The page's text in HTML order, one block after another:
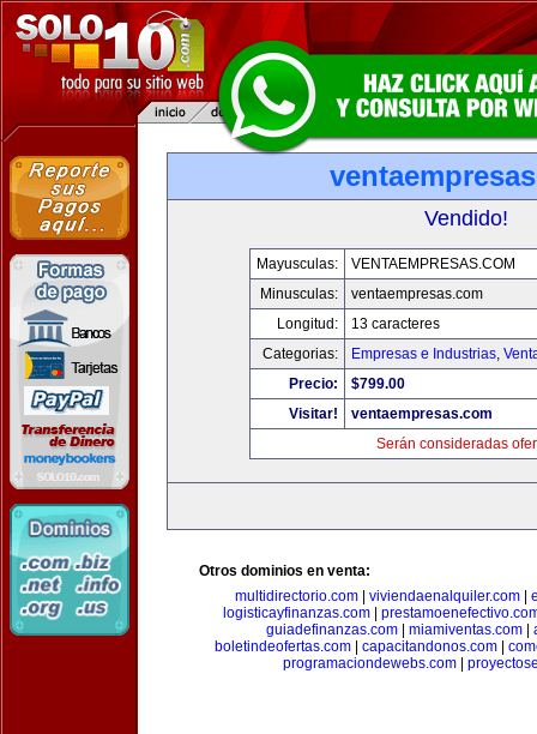
Vendido!
Mayusculas:
VENTAEMPRESAS.COM
Minusculas:
ventaempresas.com
Longitud:
13 caracteres
Categorias:
Empresas e Industrias,
Precio:
$799.00
Visitar!
ventaempresas.com
Serán consideradas
Otros dominios en venta:
multidirectorio.com| viviendaenalquiler.com|
logisticayfinanzas.com|
guiadefinanzas.com
miamiventas.com
boletindeofertas.com| capacitandonos.com|
programaciondewebs.com|